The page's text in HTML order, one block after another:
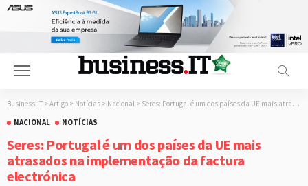
Business-IT > Artigo > Notícias > Nacional > Seres: Portugal é um dos países da UE mais atrasados na implementação da factura electrónica
NACIONAL
NOTÍCIAS
Seres: Portugal é um dos países da UE mais
atrasados na implementação da factura
electrónica